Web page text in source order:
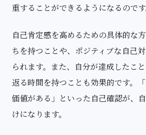
重することができるようになるのです
自己肯定感を高めるための具体的な
ちを持つことや、ポジティブな自己
られます。また、自分が達成したこ
返る時間を持つことも効果的です。
価値がある」といった自己確認が、
けになります。